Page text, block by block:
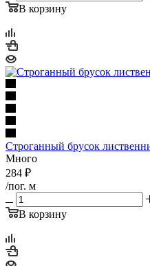
В корзину
Строганный брусок
Много
284 ₽
/пог. м
В корзину